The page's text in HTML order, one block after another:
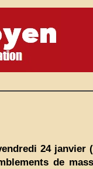
24 janvier
de